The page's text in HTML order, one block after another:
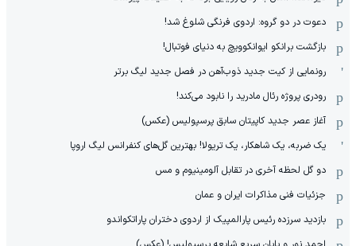
دعوت در دو گروه: اردوی فرنگی شلوغ شد!
بازگشت برانکو ایوانکوویچ به دنیای فوتبال!
رونمایی از کیت جدید ذوب‌آهن در فصل جدید لیگ برتر
رودری پروژه رئال مادرید را نابود می‌کند!
آغاز عصر جدید کاپیتان سابق پرسپولیس (عکس)
یک ضربه، یک شاهکار، یک تریولا! بهترین گل‌های کنفرانس لیگ اروپا
دو گل لحظه آخری در تقابل آلومینیوم و مس
جزئیات فنی مذاکرات ایران و عمان
بازدید سرزده رئیس پارالمپیک از اردوی دختران پاراتکواندو